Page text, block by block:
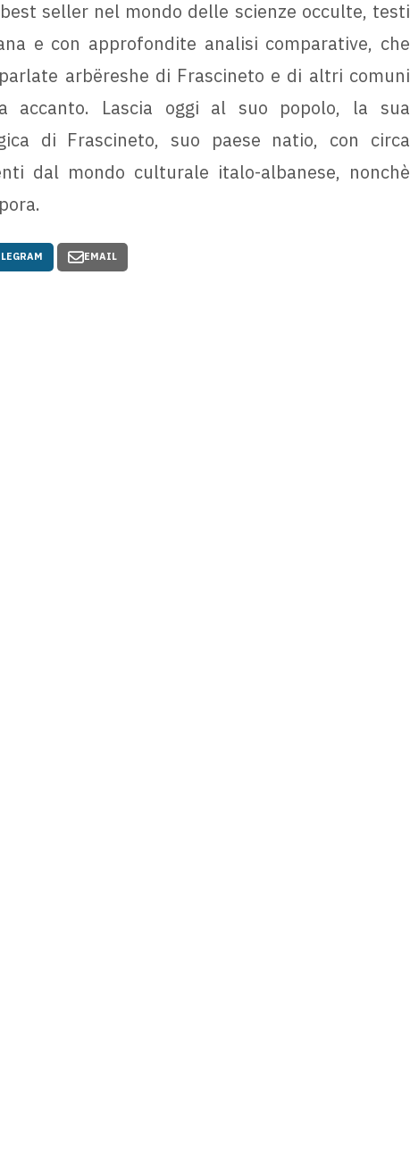
seller nel mondo delle scienze occulte, testi
e con approfondite analisi comparative, che
arbëreshe di Frascineto e di altri comuni
accanto. Lascia oggi al suo popolo, la sua
di Frascineto, suo paese natio, con circa
dal mondo culturale italo-albanese, nonchè
EMAIL